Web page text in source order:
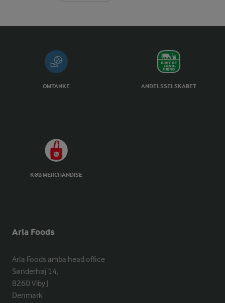
OMTANKE ANDELSSELSKABET
KØB MERCHANDISE
Arla Foods
Arla Foods amba head office
Sønderhøj 14,
8260 Viby J
Denmark